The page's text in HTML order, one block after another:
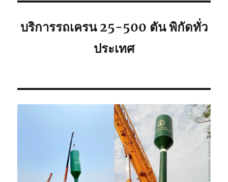
ที่
บริการรถเครน 25-500 ตัน พิกัดทั่ว
ประเทศ